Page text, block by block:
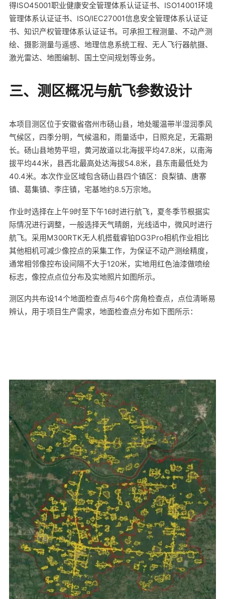
得ISO45001职业健康安全管理体系认证证书、ISO14001环境
管理体系认证证书、ISO/IEC27001信息安全管理体系认证证
书、知识产权管理体系认证证书。可承担工程测量、不动产测
绘、摄影测量与遥感、地理信息系统工程、无人飞行器航摄、
激光雷达、地图编制、国土空间规划等业务。
三、测区概况与航飞参数设计
本项目测区位于安徽省宿州市砀山县，地处暖温带半湿润季风
气候区，四季分明，气候温和，雨量适中，日照充足，无霜期
长。砀山县地势平坦，黄河故道以北海拔平均47.8米，以南海
拔平均44米，县西北最高处达海拔54.8米，县东南最低处为
40.4米。本次作业区域包含砀山县四个镇区：良梨镇、唐寨
镇、葛集镇、李庄镇，宅基地约8.5万宗地。
作业时选择在上午9时至下午16时进行航飞，夏冬季节根据实
际情况进行调整，一般选择天气晴朗，光线适中，微风时进行
航飞。采用M300RTK无人机搭载睿铂DG3Pro相机作业相比
其他相机可减少像控点的采集工作，为保证不动产测绘精度，
通常相邻像控布设间隔不大于120米，实地用红色油漆做喷绘
标志，像控点点位分布及实地照片如图所示。
测区内共布设14个地面检查点与46个房角检查点，点位清晰易
辨认，用于项目生产需求，地面检查点分布如下图所示：